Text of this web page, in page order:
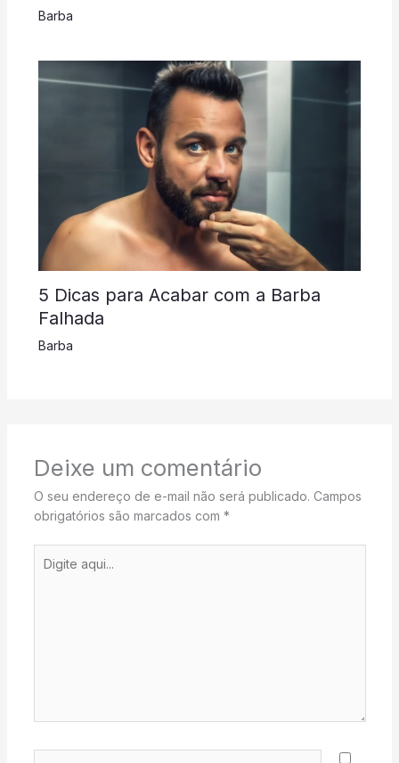
Barba
5 Dicas para Acabar com a Barba
Falhada
Barba
Deixe um comentário
O seu endereço de e-mail não será publicado. Campos
obrigatórios são marcados com *
aqui...